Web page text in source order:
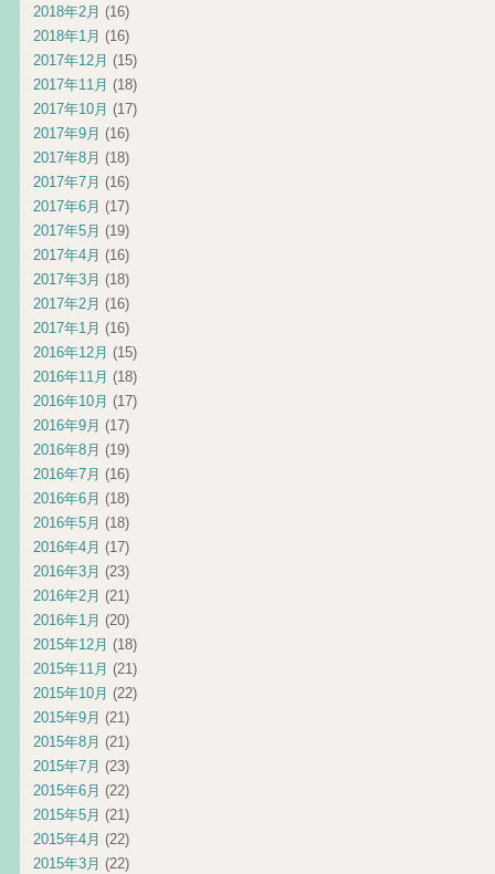
2018年2月 (16)
2018年1月 (16)
2017年12月 (15)
2017年11月 (18)
2017年10月 (17)
2017年9月 (16)
2017年8月 (18)
2017年7月 (16)
2017年6月 (17)
2017年5月 (19)
2017年4月 (16)
2017年3月 (18)
2017年2月 (16)
2017年1月 (16)
2016年12月 (15)
2016年11月 (18)
2016年10月 (17)
2016年9月 (17)
2016年8月 (19)
2016年7月 (16)
2016年6月 (18)
2016年5月 (18)
2016年4月 (17)
2016年3月 (23)
2016年2月 (21)
2016年1月 (20)
2015年12月 (18)
2015年11月 (21)
2015年10月 (22)
2015年9月 (21)
2015年8月 (21)
2015年7月 (23)
2015年6月 (22)
2015年5月 (21)
2015年4月 (22)
2015年3月 (22)